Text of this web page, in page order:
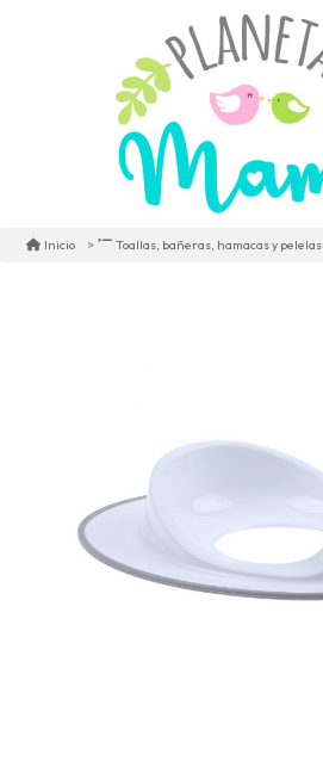
Inicio Toallas, bañeras, hamacas y pelelas